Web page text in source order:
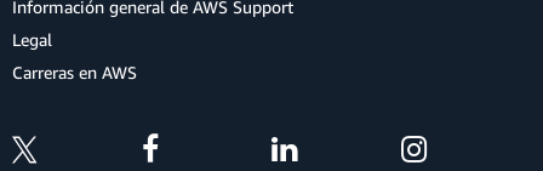
Información general de AWS Support
Legal
Carreras en AWS